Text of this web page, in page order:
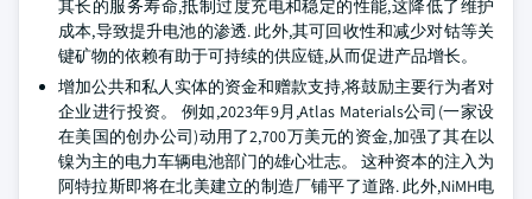
其长的服务寿命,抵制过度充电和稳定的性能,这降低了维护
成本,导致提升电池的渗透. 此外,其可回收性和减少对钴等关
键矿物的依赖有助于可持续的供应链,从而促进产品增长。
增加公共和私人实体的资金和赠款支持,将鼓励主要行为者对
企业进行投资。 例如,2023年9月,Atlas Materials公司(一家设
在美国的创办公司)动用了2,700万美元的资金,加强了其在以
镍为主的电力车辆电池部门的雄心壮志。 这种资本的注入为
阿特拉斯即将在北美建立的制造厂铺平了道路. 此外,NiMH电